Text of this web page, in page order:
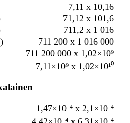
7,11 x 10,16
71,12 x 101,6
711,2 x 1 016
711 200 x 1 016 000
711 200 000 x 1,02×10⁹
7,11×10⁹ x 1,02×10¹⁰
1,47×10⁻⁴ x 2,1×10⁻⁴